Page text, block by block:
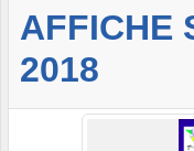
AFFICHE
2018